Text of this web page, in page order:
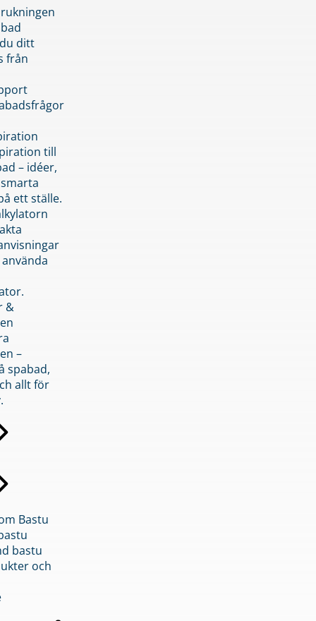
ditt
från
till
– idéer,
ett ställe.
&
–
spabad,
allt för
Bastu
bastu
och